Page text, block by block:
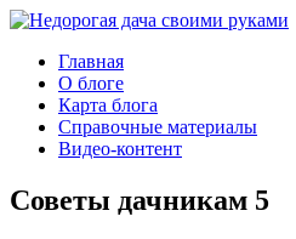
Главная
О блоге
Карта блога
Справочные материалы
Видео-контент
Советы дачникам 5